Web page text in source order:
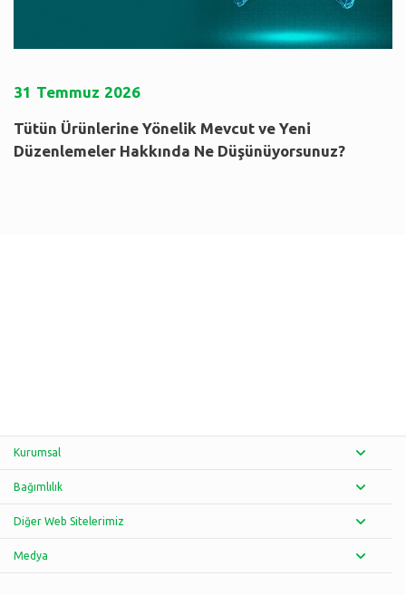
31 Temmuz 2026
Tütün Ürünlerine Yönelik Mevcut ve Yeni
Düzenlemeler Hakkında Ne Düşünüyorsunuz?
Kurumsal
Bağımlılık
Diğer Web Sitelerimiz
Medya